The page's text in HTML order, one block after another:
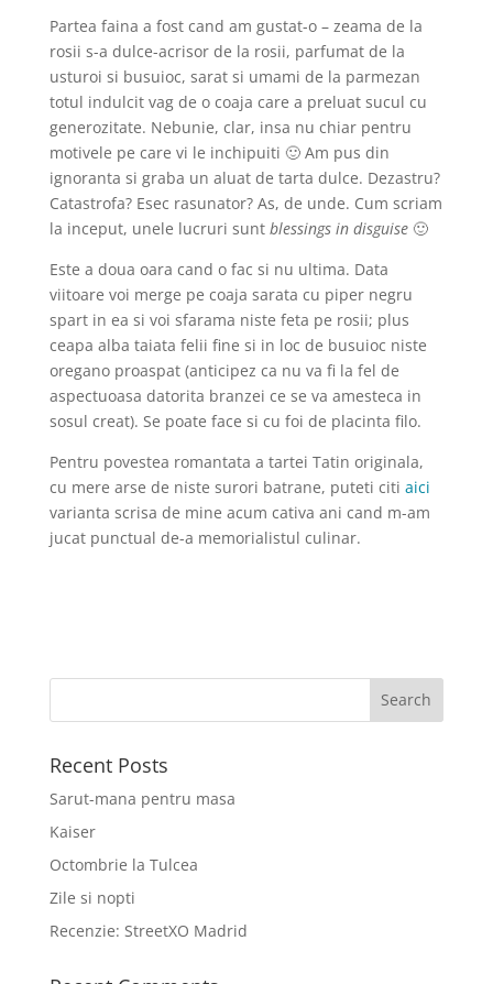
Partea faina a fost cand am gustat-o – zeama de la
rosii s-a dulce-acrisor de la rosii, parfumat de la
usturoi si busuioc, sarat si umami de la parmezan
totul indulcit vag de o coaja care a preluat sucul cu
generozitate. Nebunie, clar, insa nu chiar pentru
motivele pe care vi le inchipuiti 🙂 Am pus din
ignoranta si graba un aluat de tarta dulce. Dezastru?
Catastrofa? Esec rasunator? As, de unde. Cum scriam
la inceput, unele lucruri sunt blessings in disguise🙂
Este a doua oara cand o fac si nu ultima. Data
viitoare voi merge pe coaja sarata cu piper negru
spart in ea si voi sfarama niste feta pe rosii; plus
ceapa alba taiata felii fine si in loc de busuioc niste
oregano proaspat (anticipez ca nu va fi la fel de
aspectuoasa datorita branzei ce se va amesteca in
sosul creat). Se poate face si cu foi de placinta filo.
Pentru povestea romantata a tartei Tatin originala,
cu mere arse de niste surori batrane, puteti citi aici
varianta scrisa de mine acum cativa ani cand m-am
jucat punctual de-a memorialistul culinar.
Recent Posts
Sarut-mana pentru masa
Kaiser
Octombrie la Tulcea
Zile si nopti
Recenzie: StreetXO Madrid